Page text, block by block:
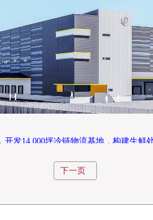
开发14,000坪冷链物流基地，构建生鲜
、批发市场、生鲜电商及餐饮业。
下一页